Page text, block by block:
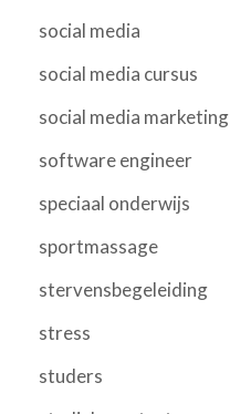
social media
social media cursus
social media marketing
software engineer
speciaal onderwijs
sportmassage
stervensbegeleiding
stress
studers